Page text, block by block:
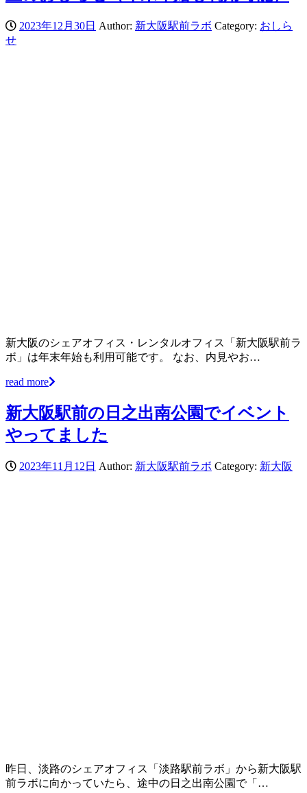
2023年12月30日 Author: 新大阪駅前ラボ Category: おしら
せ
新大阪のシェアオフィス・レンタルオフィス「新大阪駅前ラ
ボ」は年末年始も利用可能です。 なお、内見やお…
read more
新大阪駅前の日之出南公園でイベント
やってました
2023年11月12日 Author: 新大阪駅前ラボ Category: 新大阪
昨日、淡路のシェアオフィス「淡路駅前ラボ」から新大阪駅
前ラボに向かっていたら、途中の日之出南公園で「…